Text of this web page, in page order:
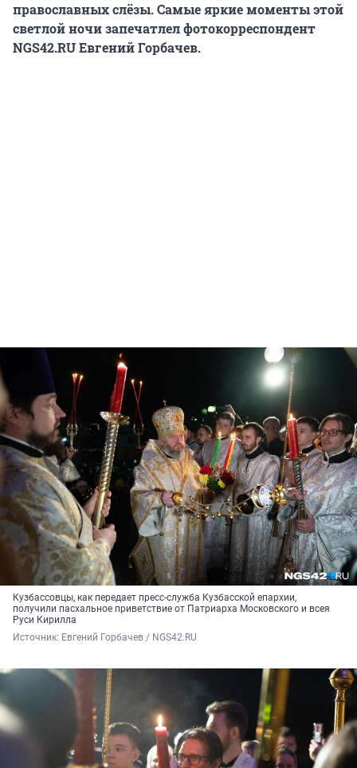
православных слёзы. Самые яркие моменты этой
светлой ночи запечатлел фотокорреспондент
NGS42.RU Евгений Горбачев.
Кузбассовцы, как передает пресс-служба Кузбасской епархии,
получили пасхальное приветствие от Патриарха Московского и всея
Руси Кирилла
Источник: Евгений Горбачев / NGS42.RU